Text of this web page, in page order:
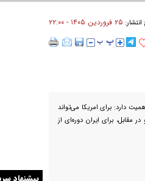
۲۵ فروردين ۱۴۰۵ - ۲۲:۰۰
دارد: برای امریکا می‌تواند
مقابل، برای ایران دوره‌ای از
پیشنهاد